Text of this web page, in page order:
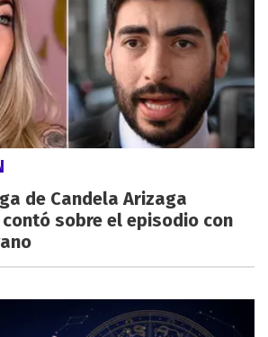
de Candela Arizaga
sobre el episodio con